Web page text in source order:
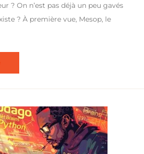
? On n’est pas déjà un peu gavés
? À première vue, Mesop, le